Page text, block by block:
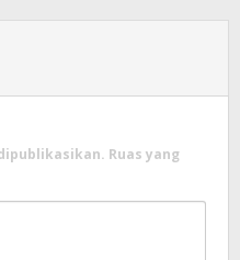
Ruas yang